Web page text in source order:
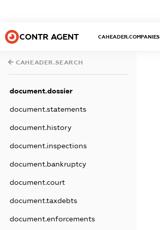
CONTR AGENT CAHEADER.COMPANIES
CAHEADER.SEARCH
document.dossier
document.statements
document.history
document.inspections
document.bankruptcy
document.court
document.taxdebts
document.enforcements